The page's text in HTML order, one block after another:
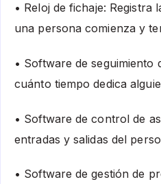
• Reloj de fichaje: Registra
una persona comienza y
• Software de seguimiento
cuánto tiempo dedica
• Software de control de
entradas y salidas del
• Software de gestión de